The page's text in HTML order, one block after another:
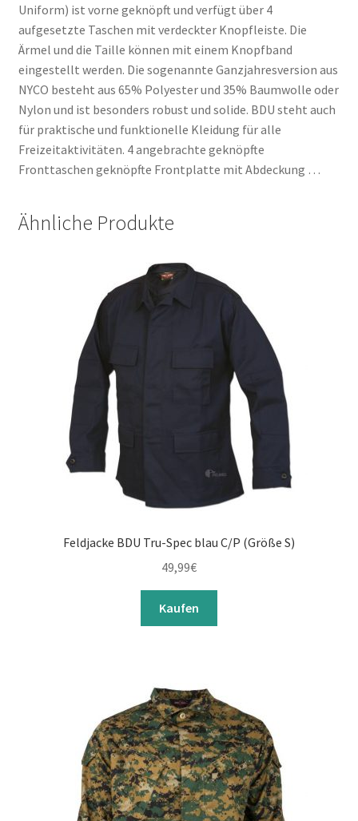
Uniform) ist vorne geknöpft und verfügt über 4
aufgesetzte Taschen mit verdeckter Knopfleiste. Die
Ärmel und die Taille können mit einem Knopfband
eingestellt werden. Die sogenannte Ganzjahresversion aus
NYCO besteht aus 65% Polyester und 35% Baumwolle oder
Nylon und ist besonders robust und solide. BDU steht auch
für praktische und funktionelle Kleidung für alle
Freizeitaktivitäten. 4 angebrachte geknöpfte
Fronttaschen geknöpfte Frontplatte mit Abdeckung …
Ähnliche Produkte
Feldjacke BDU Tru-Spec blau C/P (Größe S)
49,99€
Kaufen